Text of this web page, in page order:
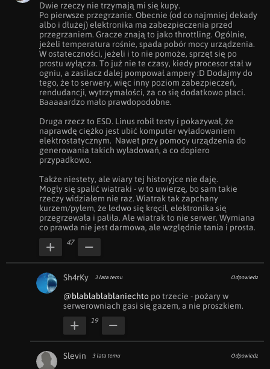
Dwie rzeczy nie trzymają mi się kupy.
Po pierwsze przegrzanie. Obecnie (od co najmniej dekady
albo i dłużej) elektronika ma zabezpieczenia przed
przegrzaniem. Gracze znają to jako throttling. Ogólnie,
jeżeli temperatura rośnie, spada pobór mocy urządzenia.
W ostateczności, jeżeli i to nie pomoże, sprzęt się po
prostu wyłącza. To już nie te czasy, kiedy procesor stał w
ogniu, a zasilacz dalej pompował ampery :D Dodajmy do
tego, że to serwery, więc inny poziom zabezpieczeń,
rendudancji, wytrzymałości, za co się dodatkowo płaci.
Baaaaardzo mało prawdopodobne.
Druga rzecz to ESD. Linus robił testy i pokazywał, że
naprawdę ciężko jest ubić komputer wyładowaniem
elektrostatycznym.  Nawet przy pomocy urządzenia do
generowania takich wyładowań, a co dopiero
przypadkowo.
Także niestety, ale wiary tej historyjce nie daję.
Mogły się spalić wiatraki - w to uwierzę, bo sam takie
rzeczy widziałem nie raz. Wiatrak tak zapchany
kurzem/pyłem, że ledwo się kręcił, elektronika się
przegrzewała i paliła. Ale wiatrak to nie serwer. Wymiana
co prawda nie jest darmowa, ale względnie tania i prosta.
47
Sh4rKy 3 lata temu Odpowiedz
@blablablablaniechto po trzecie - pożary w
serwerowniach gasi się gazem, a nie proszkiem.
19
Slevin 3 lata temu Odpowiedz